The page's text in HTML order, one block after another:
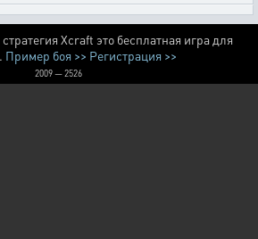
Xcraft это бесплатная игра для
Пример боя >> Регистрация >>
2009 — 2526